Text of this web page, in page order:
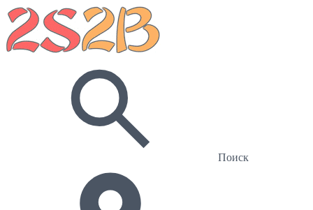
Поиск